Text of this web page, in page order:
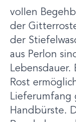
vollen
der
der
aus Perlon
Lebensdauer.
Rost
Lieferumfang
Handbürste.